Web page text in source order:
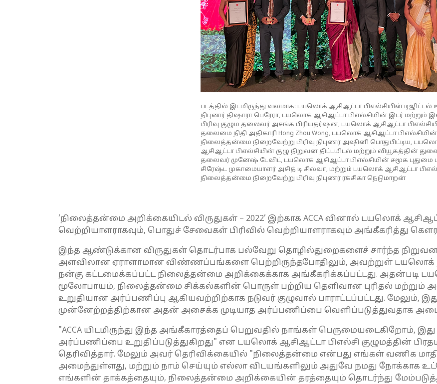
படத்தில் இடமிருந்து வலமாக: டயலொக் ஆசிஆட்டா பிஎல்சியின்
நிபுணர் திஷாரா பெரேரா, டயலொக் ஆசிஆட்டா பிஎல்சியின் இடர் மற்றும்
பிரிவு குழும தலைவர் அசங்க பிரியதர்ஷன, டயலொக் ஆசிஆட்டா
தலைமை நிதி அதிகாரி Hong Zhou Wong, டயலொக் ஆசிஆட்டா பிஎல்சியின்
நிலைத்தன்மை நிறைவேற்று பிரிவு நிபுணர் அஷினி பொதுபிட்டிய,
ஆசிஆட்டா பிஎல்சியின் குழு நிறுவன திட்டமிடல் மற்றும் வியூகத்தின்
தலைவர் முனேஷ் டேவிட், டயலொக் ஆசிஆட்டா பிஎல்சியின் சமூக புதுமை
சிரேஷ்ட முகாமையாளர் அசித் டி சில்வா, மற்றும் டயலொக் ஆசிஆட்டா
நிலைத்தன்மை நிறைவேற்று பிரிவு நிபுணர் ரக்சிகா நெடுமாறன்
‘நிலைத்தன்மை அறிக்கையிடல் விருதுகள் – 2022’ இற்காக ACCA வினால் டயலொக்
வெற்றியாளராகவும், பொதுச் சேவைகள் பிரிவில் வெற்றியாளராகவும் அங்கீகரித்து
இந்த ஆண்டுக்கான விருதுகள் தொடர்பாக பல்வேறு தொழில்துறைகளைச் சார்ந்த
அளவிலான ஏராளாமான விண்ணப்பங்களை பெற்றிருந்தபோதிலும், அவற்றுள் டயலொக்
நன்கு கட்டமைக்கப்பட்ட நிலைத்தன்மை அறிக்கைக்காக அங்கீகரிக்கப்பட்டது. அதன்படி
மூலோபாயம், நிலைத்தன்மை சிக்கல்களின் பொருள் பற்றிய தெளிவான புரிதல் மற்றும்
உறுதியான அர்ப்பணிப்பு ஆகியவற்றிற்காக நடுவர் குழுவால் பாராட்டப்பட்டது.
முன்னேற்றத்திற்கான அதன் அசைக்க முடியாத அர்ப்பணிப்பை வெளிப்படுத்துவதாக
"ACCA யிடமிருந்து இந்த அங்கீகாரத்தைப் பெறுவதில் நாங்கள் பெருமையடைகிறோம்,
அர்ப்பணிப்பை உறுதிப்படுத்துகிறது" என டயலொக் ஆசிஆட்டா பிஎல்சி குழுமத்தின்
தெரிவித்தார். மேலும் அவர் தெரிவிக்கையில் "நிலைத்தன்மை என்பது எங்கள் வணிக
அமைந்துள்ளது, மற்றும் நாம் செய்யும் எல்லா விடயங்களிலும் அதுவே நமது நோக்காக
எங்களின் தாக்கத்தையும், நிலைத்தன்மை அறிக்கையின் தரத்தையும் தொடர்ந்து